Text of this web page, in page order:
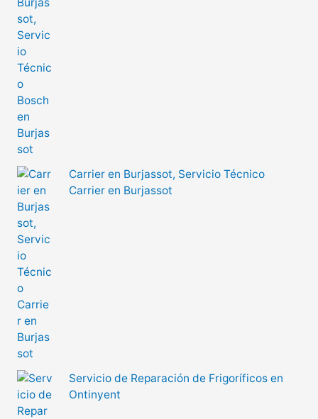
Carrier en Burjassot, Servicio Técnico
Carrier en Burjassot
Servicio de Reparación de Frigoríficos en
Ontinyent